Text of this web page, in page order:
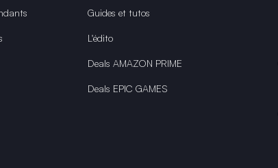
Guides et tutos
L'édito
Deals AMAZON PRIME
Deals EPIC GAMES